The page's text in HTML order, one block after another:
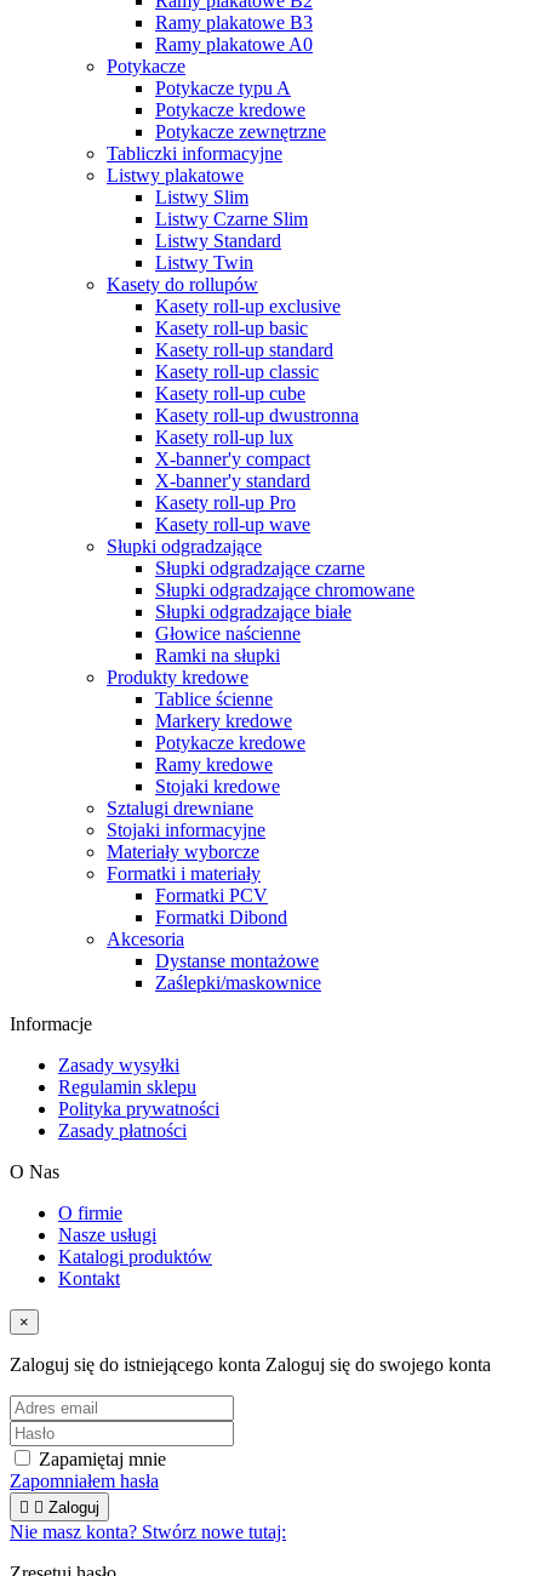
Ramy plakatowe B3
Ramy plakatowe A0
Potykacze
Potykacze typu A
Potykacze kredowe
Potykacze zewnętrzne
Tabliczki informacyjne
Listwy plakatowe
Listwy Slim
Listwy Czarne Slim
Listwy Standard
Listwy Twin
Kasety do rollupów
Kasety roll-up exclusive
Kasety roll-up basic
Kasety roll-up standard
Kasety roll-up classic
Kasety roll-up cube
Kasety roll-up dwustronna
Kasety roll-up lux
X-banner'y compact
X-banner'y standard
Kasety roll-up Pro
Kasety roll-up wave
Słupki odgradzające
Słupki odgradzające czarne
Słupki odgradzające chromowane
Słupki odgradzające białe
Głowice naścienne
Ramki na słupki
Produkty kredowe
Tablice ścienne
Markery kredowe
Potykacze kredowe
Ramy kredowe
Stojaki kredowe
Sztalugi drewniane
Stojaki informacyjne
Materiały wyborcze
Formatki i materiały
Formatki PCV
Formatki Dibond
Akcesoria
Dystanse montażowe
Zaślepki/maskownice
Informacje
Zasady wysyłki
Regulamin sklepu
Polityka prywatności
Zasady płatności
O Nas
O firmie
Nasze usługi
Katalogi produktów
Kontakt
×
Zaloguj się do istniejącego konta Zaloguj się do swojego konta
Zapamiętaj mnie
Zapomniałem hasła
  Zaloguj
Nie masz konta? Stwórz nowe tutaj: